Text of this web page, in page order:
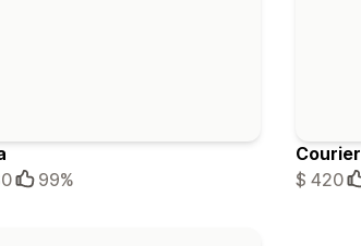
99%
Courier
$ 420